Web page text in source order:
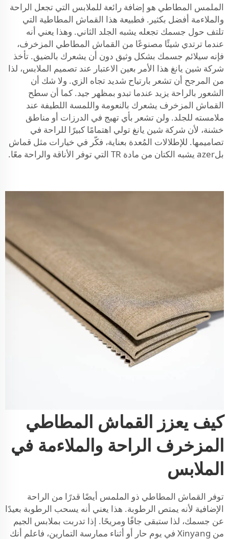
الملمس المطاطي هو إضافة رائعة للملابس التي تجعل الراحة
والملاءمة أفضل بكثير. فطبيعة هذا القماش المطاطية التي
تلتف حول جسمك تجعله يشبه الجلد الثاني. وهذا يعني أنه
عندما ترتدي شيئًا مصنوعًا من القماش المطاطي المزخرف،
فإنه سيلائم جسمك بشكل وثيق دون أن يشعرك بالضيق. تأخذ
شركة شين يانغ هذا الأمر بعين الاعتبار عند تصميم الملابس، لذا
من المرجح أن تشعر بارتياح شديد تجاه الزي. ولا شك أن
الشعور بالراحة يزيد عندما تبدو بمظهر جيد. كما أن سطح
القماش المزخرف يشعرك بالنعومة واللمسة اللطيفة عند
ملامسته للجلد. ولن تشعر بأي تهيج في الدرزات أو مناطق
خشنة، لأن شركة شين يانغ تولي اهتمامًا كبيرًا للراحة في
تصاميمها. للإطلالات المُعدة بعناية، فكّر في خيارات مثل قماش
بلazer يشبه الكتان من مادة TR
التي توفر الأناقة والراحة معًا.
كيف يعزز القماش المطاطي
المزخرف الراحة والملاءمة في
الملابس
توفر القماش المطاطي ذو الملمس أيضًا قدرًا من الراحة
الإضافية لأنه يمتص الرطوبة. هذا يعني أنه يسحب الرطوبة بعيدًا
عن جسمك، لذا ستبقى جافًا ومريحًا. إذا تدربت بملابس الجيم
من Xinyang في يوم حار أو أثناء ممارسة التمارين، فاعلم أنك